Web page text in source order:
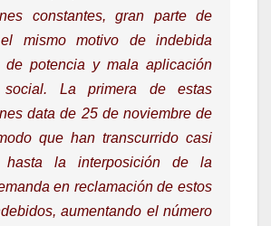
constantes, gran parte de
mismo motivo de indebida
de potencia y mala aplicación
La primera de estas
data de 25 de noviembre de
que han transcurrido casi
hasta la interposición de la
en reclamación de estos
aumentando el número